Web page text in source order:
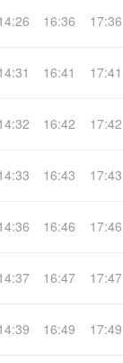
16:36 17:36
16:41 17:41
16:42 17:42
16:43 17:43
16:46 17:46
16:47 17:47
16:49 17:49